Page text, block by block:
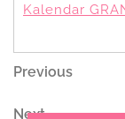
Kalendar
objava
Previous
Previous
Next
Next